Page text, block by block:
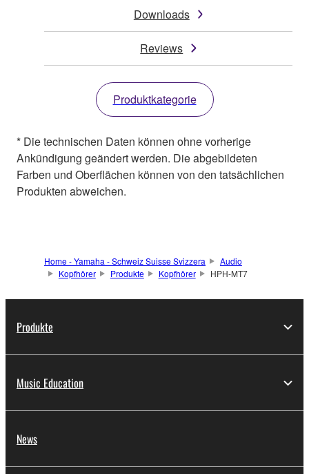
Downloads
Reviews
Produktkategorie
* Die technischen Daten können ohne vorherige
Ankündigung geändert werden. Die abgebildeten
Farben und Oberflächen können von den tatsächlichen
Produkten abweichen.
Home - Yamaha - Schweiz Suisse Svizzera
Audio
Kopfhörer
Produkte Kopfhörer HPH-MT7
Produkte
Music Education
News